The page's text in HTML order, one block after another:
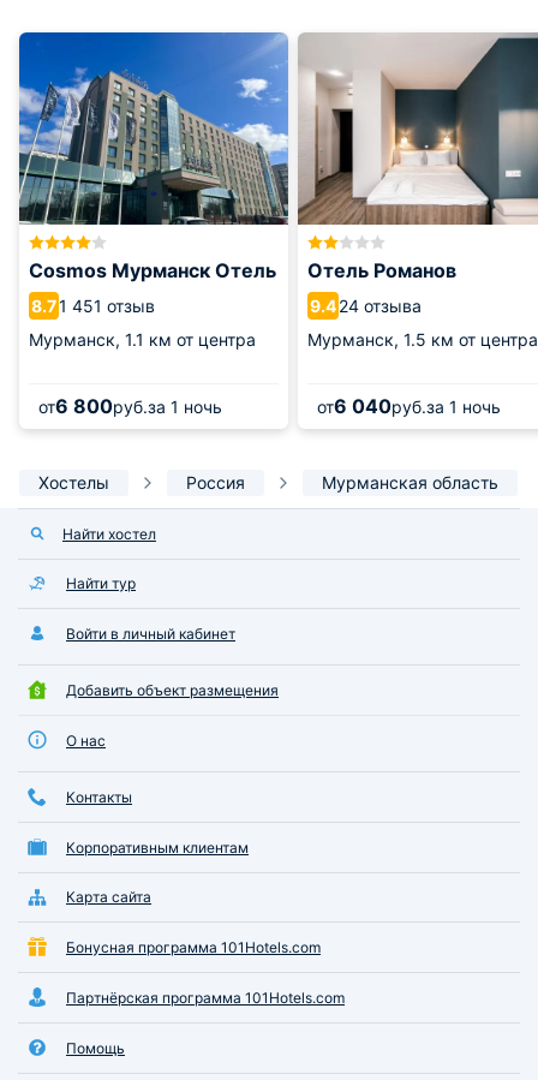
Cosmos Мурманск Отель
8.71 451 отзыв
Мурманск, 1.1 км от центра
от6 800руб.за 1 ночь
Отель Романов
9.424 отзыва
Мурманск, 1.5 км от центра
от6 040руб.за 1 ночь
Хостелы Россия Мурманская область
Найти хостел
Найти тур
Войти в личный кабинет
Добавить объект размещения
О нас
Контакты
Корпоративным клиентам
Карта сайта
Бонусная программа 101Hotels.com
Партнёрская программа 101Hotels.com
Помощь